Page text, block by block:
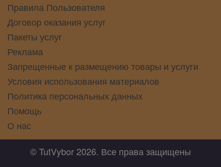
Правила Пользователя
Договор оказания услуг
Пакеты услуг
Реклама
Запрещенные к размещению товары и услуги
Условия использования материалов
Политика персональных данных
Помощь
О нас
© TutVybor 2026. Все права защищены